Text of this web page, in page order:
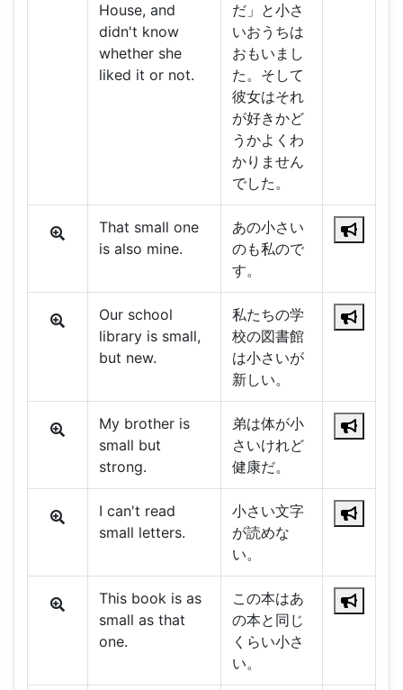
House, and
didn't know
whether she
liked it or not.
だ」と小さ
いおうちは
おもいまし
た。そして
彼女はそれ
が好きかど
うかよくわ
かりません
でした。
That small one
is also mine.
あの小さい
のも私ので
す。
Our school
library is small,
but new.
私たちの学
校の図書館
は小さいが
新しい。
My brother is
small but
strong.
弟は体が小
さいけれど
健康だ。
I can't read
small letters.
小さい文字
が読めな
い。
This book is as
small as that
one.
この本はあ
の本と同じ
くらい小さ
い。